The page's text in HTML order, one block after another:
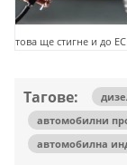
това ще стигне и до ЕС
Тагове:
автомобилни
автомобилна